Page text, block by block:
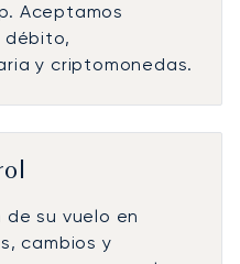
Aceptamos
y criptomonedas.
su vuelo en
cambios y